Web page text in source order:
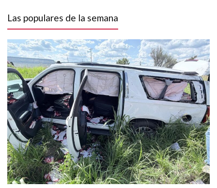
Las populares de la semana